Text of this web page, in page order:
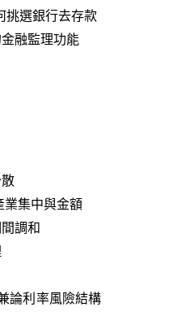
挑選銀行去存款
融監理功能
集中與金額
調和
論利率風險結構